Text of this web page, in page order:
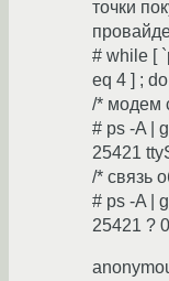
точки
# while [
eq 4 ] ;
/* модем
# ps -A |
25421
/* связь
# ps -A |
25421 ?